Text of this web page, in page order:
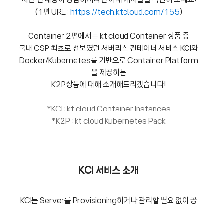
(1편 URL : https://tech.ktcloud.com/155)
Container 2편에서는 kt cloud Container 상품 중
국내 CSP 최초로 선보였던 서버리스 컨테이너 서비스 KCI와
Docker/Kubernetes를 기반으로 Container Platform
을 제공하는
K2P상품에 대해 소개해드리겠습니다!
*KCI : kt cloud Container Instances
*K2P : kt cloud Kubernetes Pack
KCI 서비스 소개
KCI는 Server를 Provisioning하거나 관리할 필요 없이 공